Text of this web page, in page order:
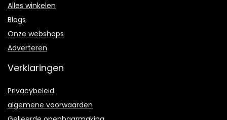
Alles winkelen
Blogs
Onze webshops
Adverteren
Verklaringen
Privacybeleid
algemene voorwaarden